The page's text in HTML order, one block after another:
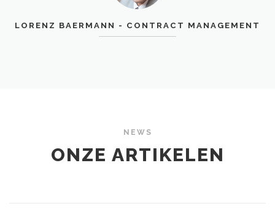
LORENZ BAERMANN - CONTRACT MANAGEMENT
NEWS
ONZE ARTIKELEN